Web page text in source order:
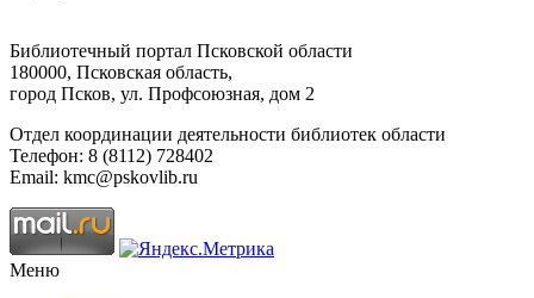
Библиотечный портал Псковской области
180000, Псковская область,
город Псков, ул. Профсоюзная, дом 2
Отдел координации деятельности библиотек области
Телефон: 8 (8112) 728402
Email: kmc@pskovlib.ru
Меню